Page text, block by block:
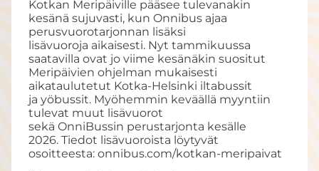
Kotkan Meripäiville pääsee tulevanakin
kesänä sujuvasti, kun Onnibus ajaa
perusvuorotarjonnan lisäksi
lisävuoroja aikaisesti. Nyt tammikuussa
saatavilla ovat jo viime kesänäkin suositut
Meripäivien ohjelman mukaisesti
aikataulutetut Kotka-Helsinki iltabussit
ja yöbussit. Myöhemmin keväällä myyntiin
tulevat muut lisävuorot
sekä OnniBussin perustarjonta kesälle
2026. Tiedot lisävuoroista löytyvät
osoitteesta: onnibus.com/kotkan-meripaivat